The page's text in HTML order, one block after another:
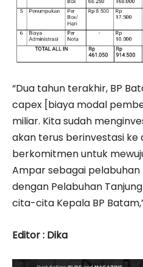
“Dua tahun terakhir, BP
capex [biaya modal
miliar. Kita sudah
akan terus berinvestasi ke
berkomitmen untuk
Ampar sebagai
dengan Pelabuhan
cita-cita Kepala BP
Editor : Dika